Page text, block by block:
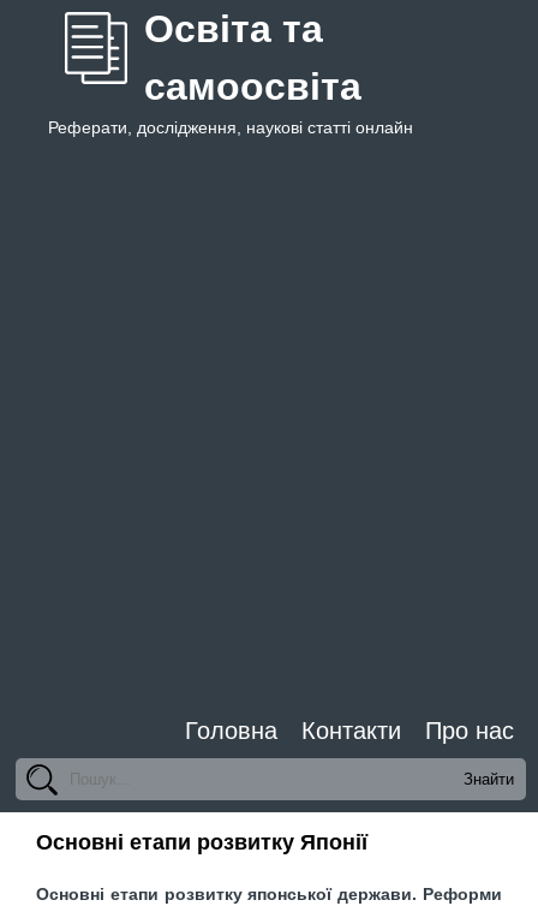
Освіта та
самоосвіта
Реферати, дослідження, наукові статті онлайн
Головна Контакти Про нас
Основні етапи розвитку Японії
Основні етапи розвитку японської держави. Реформи